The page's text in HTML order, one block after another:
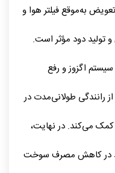
به‌موقع فیلتر هوا و
تولید دود مؤثر است.
اگزوز و رفع
رانندگی طولانی‌مدت در
کمک می‌کند. در نهایت،
در کاهش مصرف سوخت